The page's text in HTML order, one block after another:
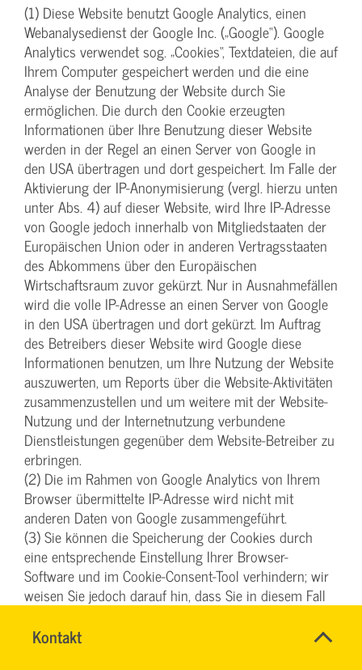
Kontakt
TEAM
Name*
(1) Diese Website benutzt Google Analytics, einen
Webanalysedienst der Google Inc. („Google“). Google
Analytics verwendet sog. „Cookies“, Textdateien, die auf
Ihrem Computer gespeichert werden und die eine
Analyse der Benutzung der Website durch Sie
ermöglichen. Die durch den Cookie erzeugten
Informationen über Ihre Benutzung dieser Website
werden in der Regel an einen Server von Google in
den USA übertragen und dort gespeichert. Im Falle der
Aktivierung der IP-Anonymisierung (vergl. hierzu unten
unter Abs. 4) auf dieser Website, wird Ihre IP-Adresse
von Google jedoch innerhalb von Mitgliedstaaten der
Europäischen Union oder in anderen Vertragsstaaten
des Abkommens über den Europäischen
Wirtschaftsraum zuvor gekürzt. Nur in Ausnahmefällen
wird die volle IP-Adresse an einen Server von Google
in den USA übertragen und dort gekürzt. Im Auftrag
des Betreibers dieser Website wird Google diese
Informationen benutzen, um Ihre Nutzung der Website
auszuwerten, um Reports über die Website-Aktivitäten
zusammenzustellen und um weitere mit der Website-
Nutzung und der Internetnutzung verbundene
Dienstleistungen gegenüber dem Website-Betreiber zu
erbringen.
(2) Die im Rahmen von Google Analytics von Ihrem
Browser übermittelte IP-Adresse wird nicht mit
anderen Daten von Google zusammengeführt.
(3) Sie können die Speicherung der Cookies durch
eine entsprechende Einstellung Ihrer Browser-
Software und im Cookie-Consent-Tool verhindern; wir
weisen Sie jedoch darauf hin, dass Sie in diesem Fall
Website vollumfänglich werden nutzen können. Sie